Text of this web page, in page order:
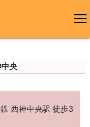
メインメ
央
西神中央駅 徒歩3